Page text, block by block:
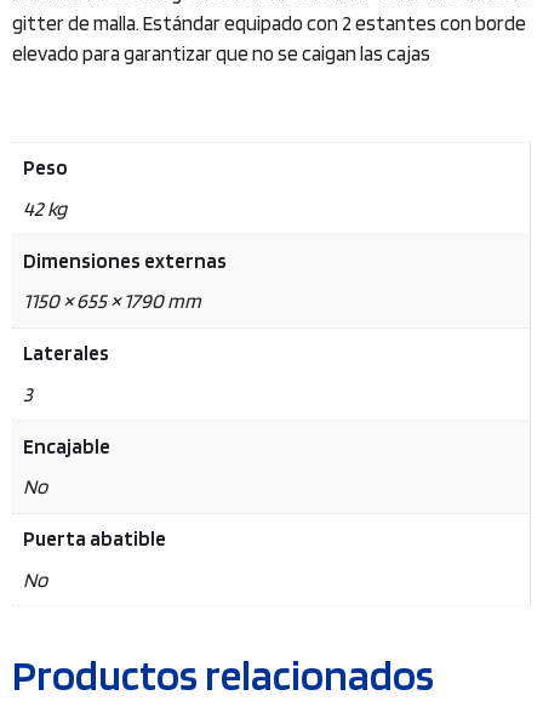
gitter de malla. Estándar equipado con 2 estantes con borde
elevado para garantizar que no se caigan las cajas
Peso
42 kg
Dimensiones externas
1150 × 655 × 1790 mm
Laterales
3
Encajable
No
Puerta abatible
No
Productos relacionados